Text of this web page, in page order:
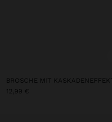
BROSCHE MIT KASKADENEFFEKT
12,99 €